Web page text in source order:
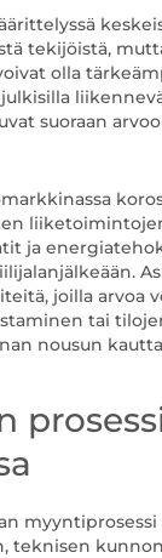
tekijöistä,
olla
suoraan
ja
joilla arvoa
tai
nousun
myyntiprosessi
teknisen